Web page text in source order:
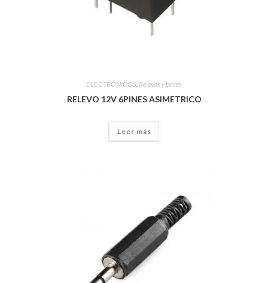
ELECTRÓNICOS Relevos y bases
RELEVO 12V 6PINES ASIMETRICO
Leer más